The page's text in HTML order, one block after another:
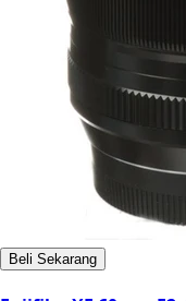
Beli Sekarang